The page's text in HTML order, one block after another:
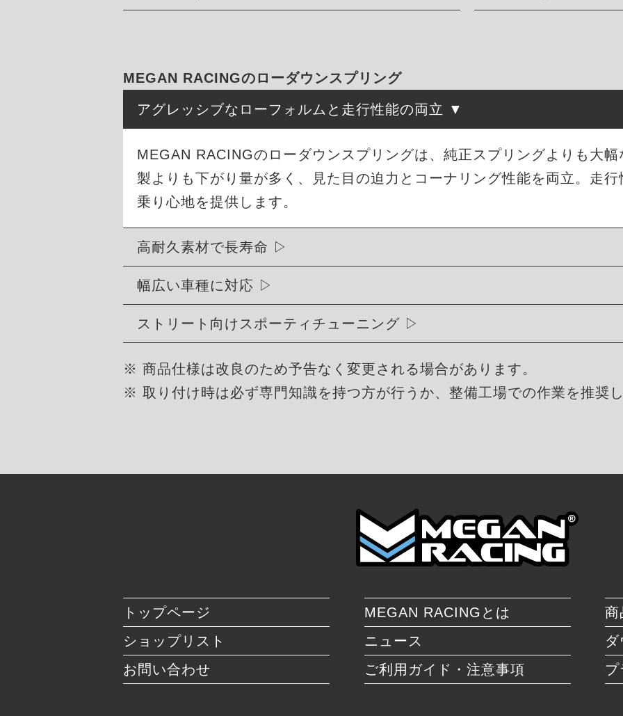
MEGAN RACINGのローダウンスプリング
アグレッシブなローフォルムと走行性能の両立
MEGAN RACINGのローダウンスプリングは、純正スプリングよりも大
製よりも下がり量が多く、見た目の迫力とコーナリング性能を両立。走
乗り心地を提供します。
高耐久素材で長寿命
幅広い車種に対応
ストリート向けスポーティチューニング
※ 商品仕様は改良のため予告なく変更される場合があります。
※ 取り付け時は必ず専門知識を持つ方が行うか、整備工場での作業を推奨し
トップページ MEGAN RACINGとは
商
ショップリスト
ニュース
お問い合わせ
ご利用ガイド・注意事項 プ